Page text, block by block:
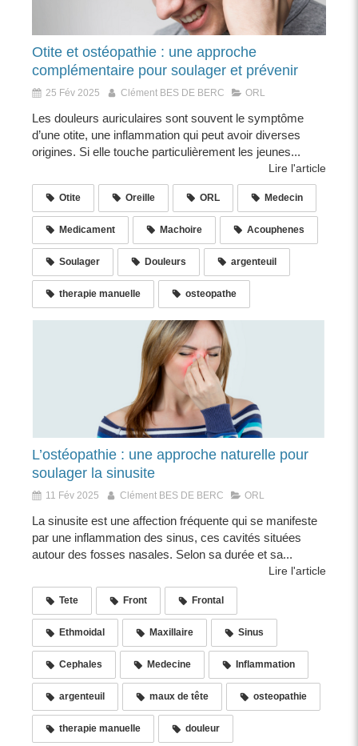
Otite et ostéopathie : une approche
complémentaire pour soulager et prévenir
25 Fév 2025 Clément BES DE BERC ORL
Les douleurs auriculaires sont souvent le symptôme
d’une otite, une inflammation qui peut avoir diverses
origines. Si elle touche particulièrement les jeunes...
Lire l'article
Otite Oreille ORL Medecin
Medicament Machoire Acouphenes
Soulager Douleurs argenteuil
therapie manuelle osteopathe
L’ostéopathie : une approche naturelle pour
soulager la sinusite
11 Fév 2025 Clément BES DE BERC ORL
La sinusite est une affection fréquente qui se manifeste
par une inflammation des sinus, ces cavités situées
autour des fosses nasales. Selon sa durée et sa...
Lire l'article
Tete Front Frontal
Ethmoidal Maxillaire Sinus
Cephales Medecine Inflammation
argenteuil maux de tête osteopathie
therapie manuelle douleur